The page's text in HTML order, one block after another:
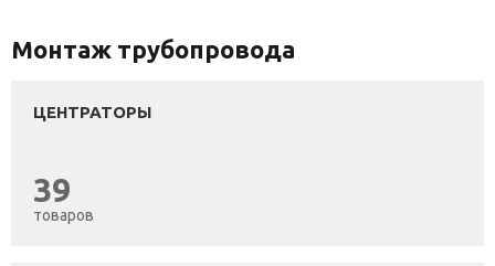
Монтаж трубопровода
ЦЕНТРАТОРЫ
39
товаров